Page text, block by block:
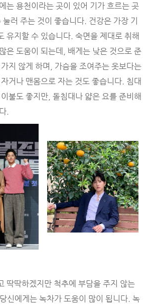
는 용천이라는 곳이 있어 기가 흐르는 곳
러 주는 것이 좋습니다. 건강은 가장 기
유지할 수 있습니다. 숙면을 제대로 취해
은 도움이 되는데, 배게는 낮은 것으로 준
지 않게 하며, 가슴을 조여주는 옷보다는
거나 맨몸으로 자는 것도 좋습니다. 침대
불도 좋지만, 돌침대나 얇은 요를 준비해
.
딱딱하겠지만 척추에 부담을 주지 않는
신에게는 녹차가 도움이 많이 됩니다. 녹